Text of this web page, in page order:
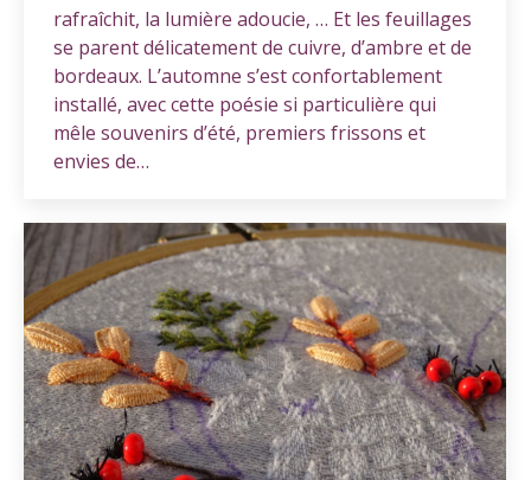
rafraîchit, la lumière adoucie, … Et les feuillages
se parent délicatement de cuivre, d’ambre et de
bordeaux. L’automne s’est confortablement
installé, avec cette poésie si particulière qui
mêle souvenirs d’été, premiers frissons et
envies de…